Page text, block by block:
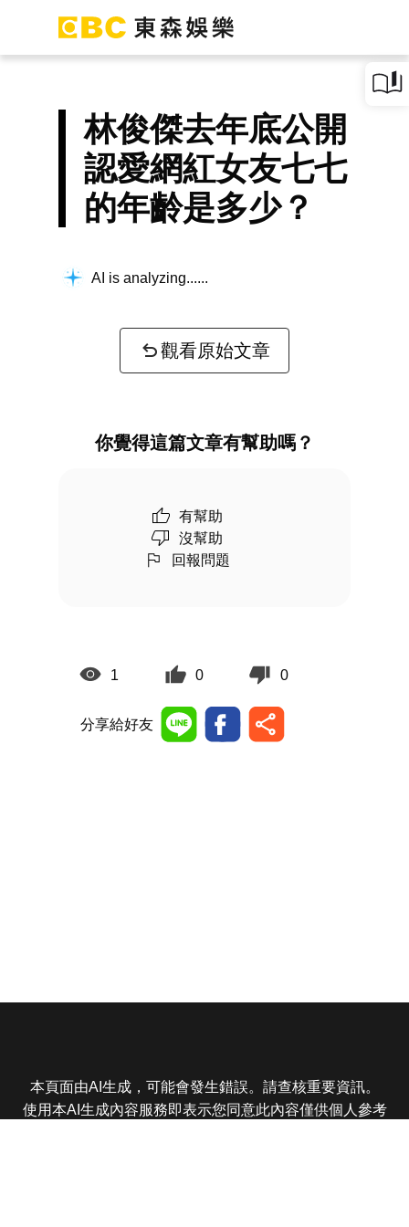
林俊傑去年底公開
認愛網紅女友七七
的年齡是多少？
AI is analyzing...
觀看原始文章
你覺得這篇文章有幫助嗎？
有幫助
沒幫助
回報問題
1 0 0
分享給好友
本頁面由AI生成，可能會發生錯誤。請查核重要資訊。
使用本AI生成內容服務即表示您同意此內容僅供個人參考